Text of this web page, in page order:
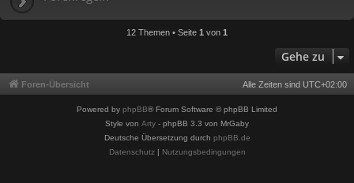
12 Themen • Seite 1 von 1
Gehe zu
Foren-Übersicht Alle Zeiten sind UTC+02:00
Powered by phpBB® Forum Software © phpBB Limited
Style von Arty - phpBB 3.3 von MrGaby
Deutsche Übersetzung durch phpBB.de
Datenschutz| Nutzungsbedingungen